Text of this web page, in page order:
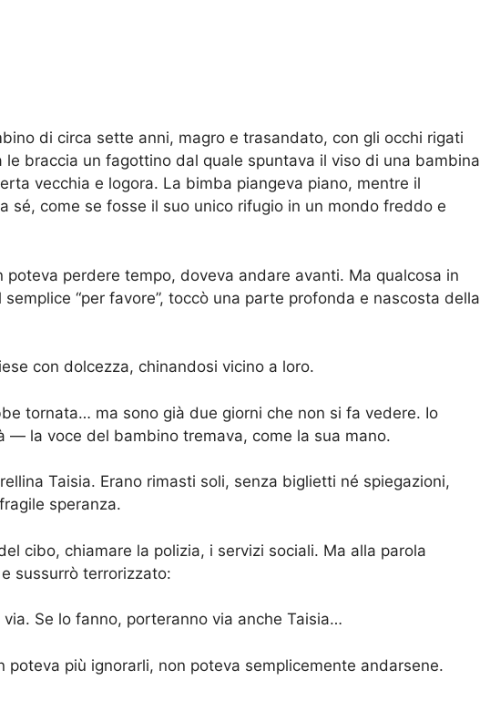
di circa sette anni, magro e trasandato, con gli occhi rigati
le braccia un fagottino dal quale spuntava il viso di una bambina
vecchia e logora. La bimba piangeva piano, mentre il
sé, come se fosse il suo unico rifugio in un mondo freddo e
poteva perdere tempo, doveva andare avanti. Ma qualcosa in
“per favore”, toccò una parte profonda e nascosta della
con dolcezza, chinandosi vicino a loro.
tornata… ma sono già due giorni che non si fa vedere. Io
— la voce del bambino tremava, come la sua mano.
Taisia. Erano rimasti soli, senza biglietti né spiegazioni,
speranza.
cibo, chiamare la polizia, i servizi sociali. Ma alla parola
sussurrò terrorizzato:
Se lo fanno, porteranno via anche Taisia…
poteva più ignorarli, non poteva semplicemente andarsene.